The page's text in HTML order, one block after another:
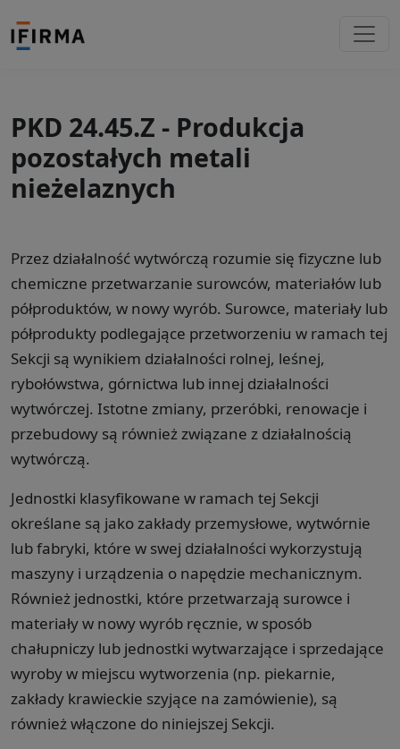
PKD 24.45.Z - Produkcja
pozostałych metali
nieżelaznych
Przez działalność wytwórczą rozumie się fizyczne lub
chemiczne przetwarzanie surowców, materiałów lub
półproduktów, w nowy wyrób. Surowce, materiały lub
półprodukty podlegające przetworzeniu w ramach tej
Sekcji są wynikiem działalności rolnej, leśnej,
rybołówstwa, górnictwa lub innej działalności
wytwórczej. Istotne zmiany, przeróbki, renowacje i
przebudowy są również związane z działalnością
wytwórczą.
Jednostki klasyfikowane w ramach tej Sekcji
określane są jako zakłady przemysłowe, wytwórnie
lub fabryki, które w swej działalności wykorzystują
maszyny i urządzenia o napędzie mechanicznym.
Również jednostki, które przetwarzają surowce i
materiały w nowy wyrób ręcznie, w sposób
chałupniczy lub jednostki wytwarzające i sprzedające
wyroby w miejscu wytworzenia (np. piekarnie,
zakłady krawieckie szyjące na zamówienie), są
również włączone do niniejszej Sekcji.